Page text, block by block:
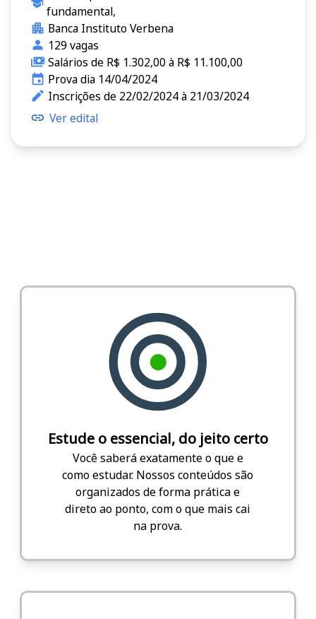
fundamental,
Banca Instituto Verbena
129 vagas
Salários de R$ 1.302,00 à R$ 11.100,00
Prova dia 14/04/2024
Inscrições de 22/02/2024 à 21/03/2024
Ver edital
Estude o essencial, do jeito certo
Você saberá exatamente o que e
como estudar. Nossos conteúdos são
organizados de forma prática e
direto ao ponto, com o que mais cai
na prova.